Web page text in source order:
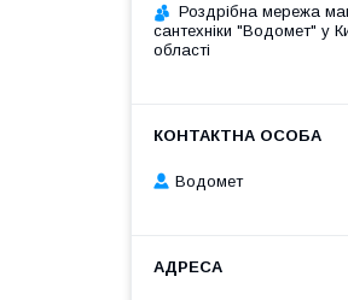
Роздрібна мережа
сантехніки "Водомет" у
області
Водомет